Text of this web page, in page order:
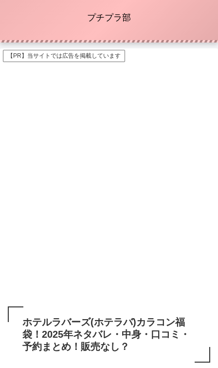
プチプラ部
【PR】当サイトでは広告を掲載しています
ホテルラバーズ(ホテラバ)カラコン福
袋！2025年ネタバレ・中身・口コミ・
予約まとめ！販売なし？